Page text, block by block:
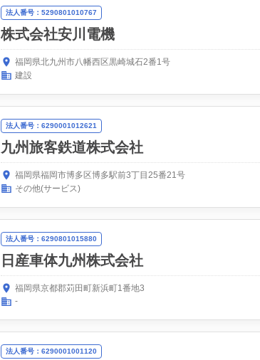
法人番号：5290801010767
株式会社安川電機
福岡県北九州市八幡西区黒崎城石2番1号
建設
法人番号：6290001012621
九州旅客鉄道株式会社
福岡県福岡市博多区博多駅前3丁目25番21号
その他(サービス)
法人番号：6290801015880
日産車体九州株式会社
福岡県京都郡苅田町新浜町1番地3
-
法人番号：6290001001120